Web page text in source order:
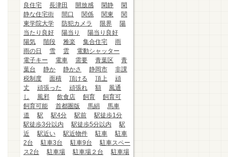
良住宅
長津田 開放感 閑静
閑
静な住宅街
間口 関係 関東
関
東学院大学
防犯カメラ 限界
陽
当たり良好
陽当り
陽当り良好
陽気
階段 雅楽 集合住宅
雨
雨の日
雪 雲
電動シャッター
電子キー
電車 需要 青葉区
青
葉台
静か 静かさ 静岡市
非課
税制度
面積 頂ける 頂上
頑
丈
頑張った 頑張れ 額
風通
し
風邪 飲食店 飼育
飼育可
飼育可能
首都圏版 馬絹
馬車
道
駅 駅4分 駅前
駅徒歩1分
駅徒歩3分以内
駅徒歩5分以内
駅
近
駅近い 駅近物件 駐車
駐車
2台
駐車3台 駐車9台
駐車スペー
ス2台
駐車場 駐車場２台
駐車場